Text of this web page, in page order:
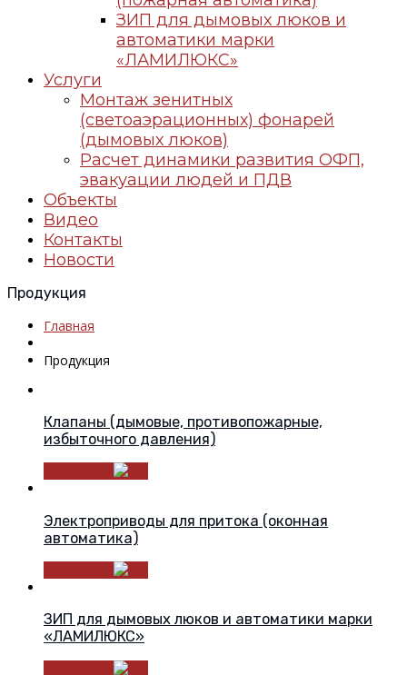
ЗИП для дымовых люков и
автоматики марки
«ЛАМИЛЮКС»
Услуги
Монтаж зенитных
(светоаэрационных) фонарей
(дымовых люков)
Расчет динамики развития ОФП,
эвакуации людей и ПДВ
Объекты
Видео
Контакты
Новости
Продукция
Главная
Продукция
Клапаны (дымовые, противопожарные,
избыточного давления)
Электроприводы для притока (оконная
автоматика)
ЗИП для дымовых люков и автоматики марки
«ЛАМИЛЮКС»